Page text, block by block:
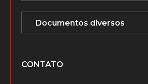
CONTATO